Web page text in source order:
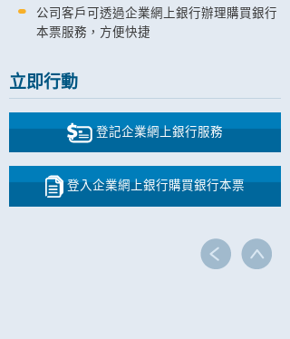
公司客戶可透過企業網上銀行辦理購買銀行
本票服務，方便快捷
立即行動
登記企業網上銀行服務
登入企業網上銀行購買銀行本票